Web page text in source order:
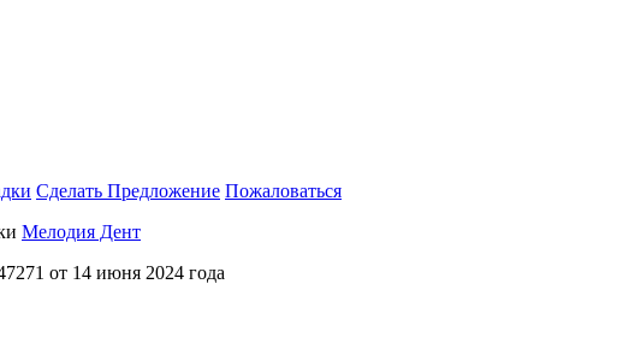
Сделать Предложение Пожаловаться
Мелодия Дент
от 14 июня 2024 года